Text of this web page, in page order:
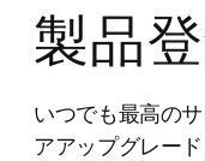
製品
いつでも最高の
アアップグレー